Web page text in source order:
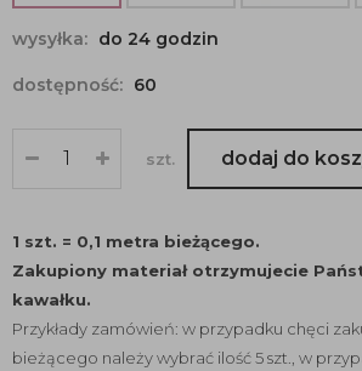
wysyłka: do 24 godzin
dostępność: 60
szt. dodaj do
1 szt. = 0,1 metra bieżącego.
Zakupiony materiał otrzymujecie
kawałku.
Przykłady zamówień: w przypadku chęci
bieżącego należy wybrać ilość 5 szt., w